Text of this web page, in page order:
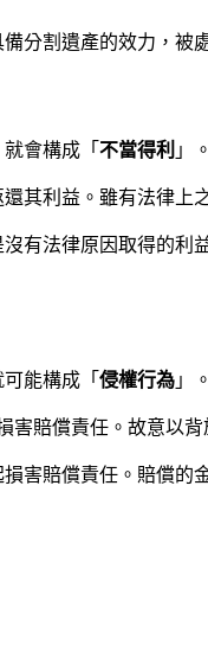
分割遺產的效力，被
會構成「 不當得利 」。
其利益。雖有法律上
有法律原因取得的
能構成「 侵權行為 」。
賠償責任。故意以
害賠償責任。賠償的